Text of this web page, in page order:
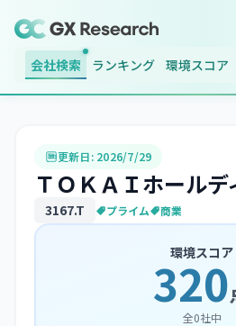
会社検索 ランキング 環境スコア
更新日: 2026/7/29
ＴＯＫＡＩホールデ
3167.T プライム 商業
環境スコア
320
全0社中